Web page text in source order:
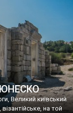
з фондів об’єкту
Таврійського».
але експерти та
ЮНЕСКО
Великий київський
на той